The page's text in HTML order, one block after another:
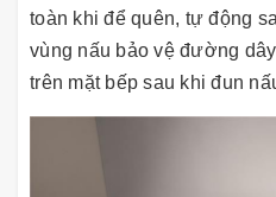
toàn khi để quên, tự động
vùng nấu bảo vệ đường
trên mặt bếp sau khi đun